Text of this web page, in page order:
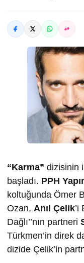
“Karma” dizisinin
başladı. PPH
koltuğunda Ömer
Ozan, Anıl Çelik’i
Dağlı’’nın partneri
Türkmen’in direk
dizide Çelik’in